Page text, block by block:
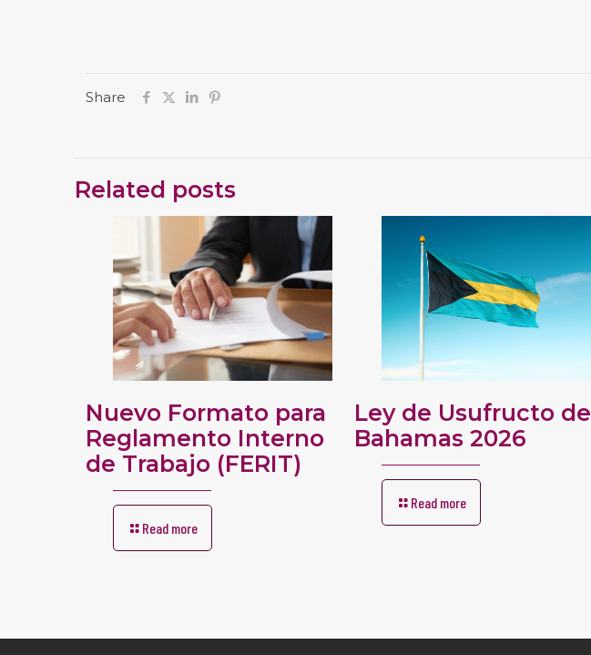
Share
Related posts
Nuevo Formato para
Reglamento Interno
de Trabajo (FERIT)
Read more
Ley de Usufructo de
Bahamas 2026
Read more